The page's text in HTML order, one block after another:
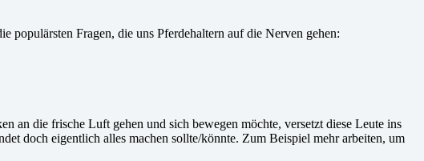
populärsten Fragen, die uns Pferdehaltern auf die Nerven gehen:
an die frische Luft gehen und sich bewegen möchte, versetzt diese Leute ins
doch eigentlich alles machen sollte/könnte. Zum Beispiel mehr arbeiten, um